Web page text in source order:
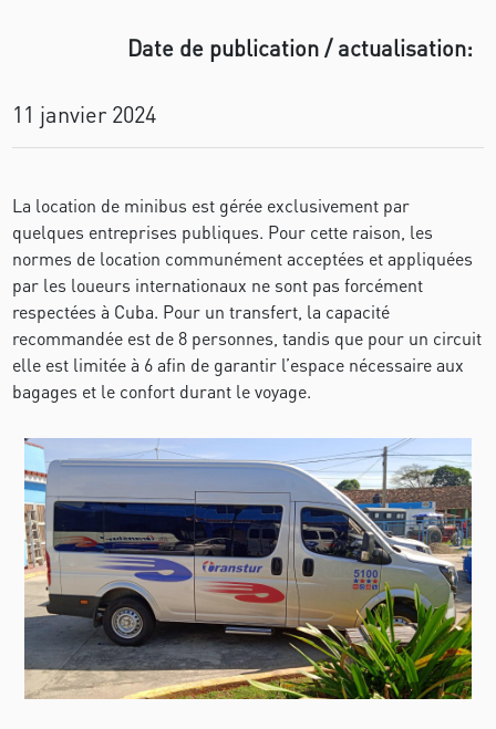
Date de publication / actualisation:
11 janvier 2024
La location de minibus est gérée exclusivement par
quelques entreprises publiques. Pour cette raison, les
normes de location communément acceptées et appliquées
par les loueurs internationaux ne sont pas forcément
respectées à Cuba. Pour un transfert, la capacité
recommandée est de 8 personnes, tandis que pour un circuit
elle est limitée à 6 afin de garantir l’espace nécessaire aux
bagages et le confort durant le voyage.